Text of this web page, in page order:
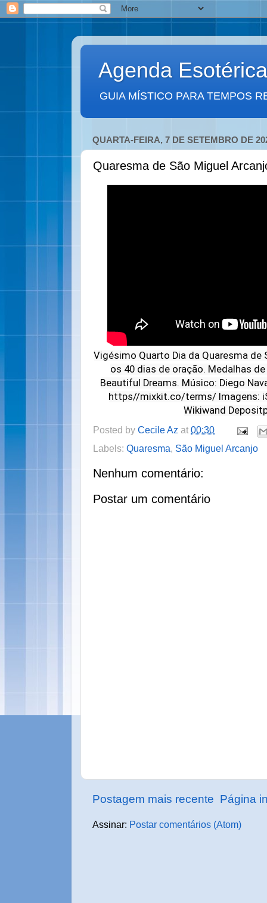
Agenda Esotérica
GUIA MÍSTICO PARA TEMPOS
QUARTA-FEIRA, 7 DE SETEMBRO DE
Quaresma de São Miguel
Vigésimo Quarto Dia da Quaresma de
os 40 dias de oração. Medalhas
Beautiful Dreams. Músico: Diego
https//mixkit.co/terms/ Imagens:
Wikiwand
Posted by Cecile Az at 00:30
Labels: Quaresma, São Miguel Arcanjo
Nenhum comentário:
Postar um comentário
Postagem mais recente Página
Assinar: Postar comentários (Atom)